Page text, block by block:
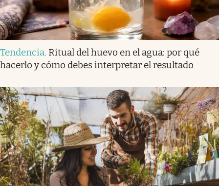
Tendencia. Ritual del huevo en el agua: por qué
hacerlo y cómo debes interpretar el resultado